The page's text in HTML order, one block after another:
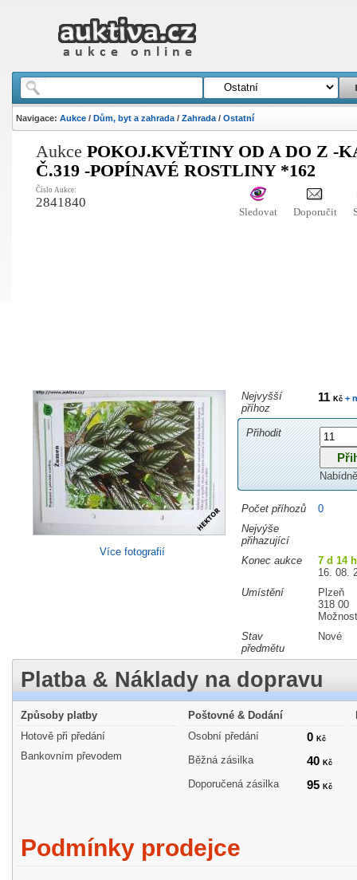
Navigace: Aukce/ Dům, byt a zahrada/ Zahrada/ Ostatní
Aukce POKOJ.KVĚTINY OD A DO Z -
Č.319 -POPÍNAVÉ ROSTLINY *162
Číslo Aukce:
2841840
Sledovat Doporučit
Více fotografií
Nejvyšší
příhoz
11 Kč+
Přihodit
Počet příhozů
0
Nejvýše
přihazující
Konec aukce
7 d 14
16. 08.
Umístění
Plzeň
318 00
Stav
předmětu
Nové
Platba & Náklady na dopravu
Způsoby platby
Hotově při předání
Bankovním převodem
Poštovné & Dodání
Osobní předání
0 Kč
Běžná zásilka 40 Kč
Doporučená zásilka 95 Kč
Podmínky prodejce